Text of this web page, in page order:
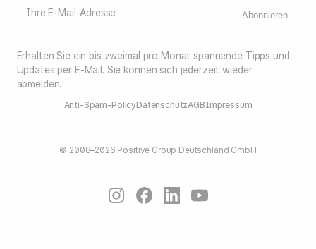
Ihre E-Mail-Adresse Abonnieren
Erhalten Sie ein bis zweimal pro Monat spannende Tipps und
Updates per E-Mail. Sie können sich jederzeit wieder
abmelden.
Anti-Spam-PolicyDatenschutzAGBImpressum
© 2008–2026 Positive Group Deutschland GmbH